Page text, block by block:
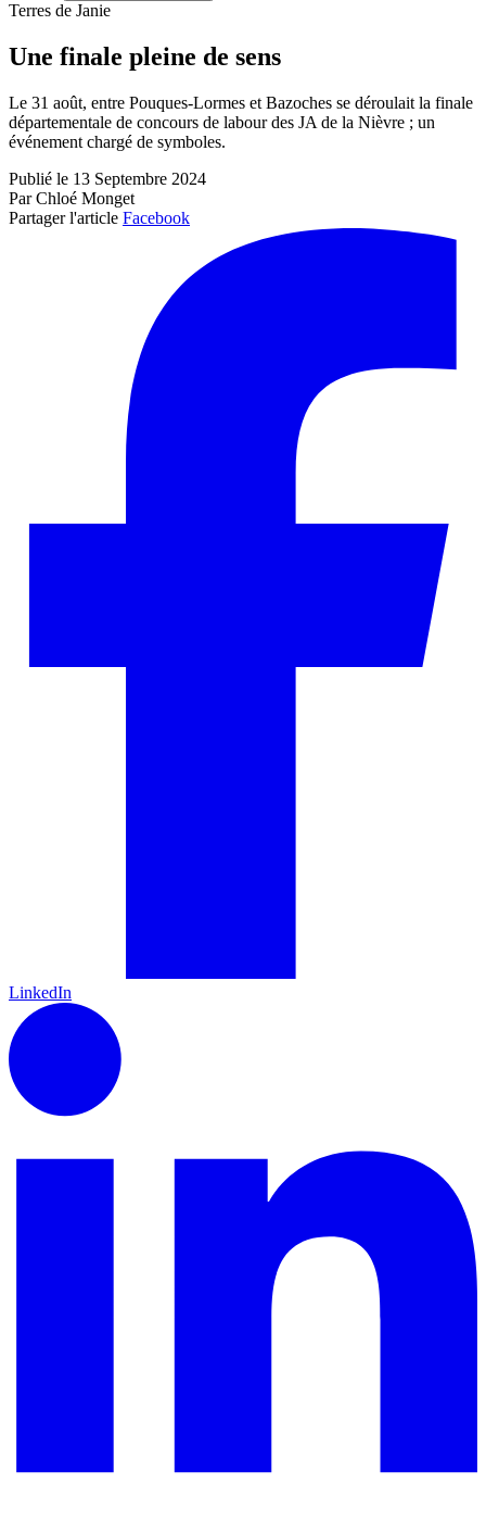
Terres de Janie
Une finale pleine de sens
Le 31 août, entre Pouques-Lormes et Bazoches se déroulait la finale
départementale de concours de labour des JA de la Nièvre ; un
événement chargé de symboles.
Publié le 13 Septembre 2024
Par Chloé Monget
Partager l'article Facebook
LinkedIn